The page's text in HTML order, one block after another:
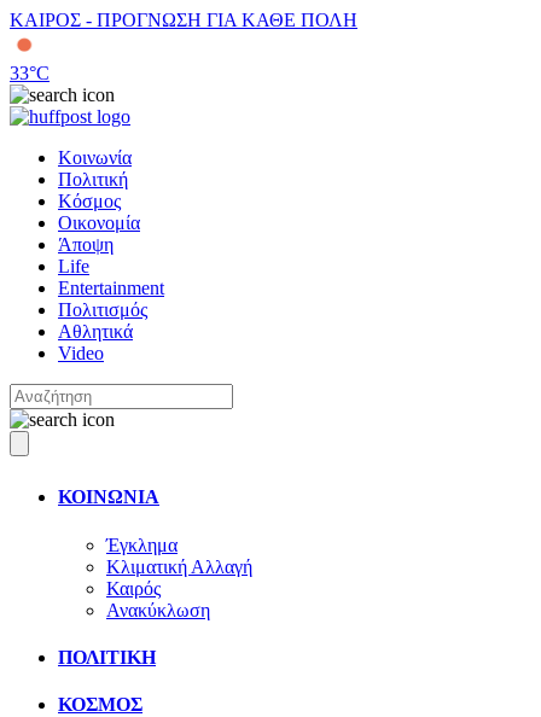
ΚΑΙΡΟΣ - ΠΡΟΓΝΩΣΗ ΓΙΑ ΚΑΘΕ ΠΟΛΗ
33°C
Κοινωνία
Πολιτική
Κόσμος
Οικονομία
Άποψη
Life
Entertainment
Πολιτισμός
Αθλητικά
Video
ΚΟΙΝΩΝΙΑ
Έγκλημα
Κλιματική Αλλαγή
Καιρός
Ανακύκλωση
ΠΟΛΙΤΙΚΗ
ΚΟΣΜΟΣ